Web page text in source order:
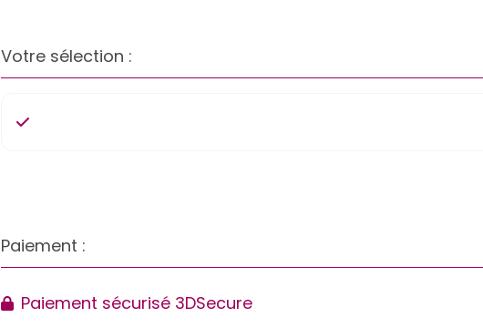
Votre sélection :
Paiement :
Paiement sécurisé 3DSecure